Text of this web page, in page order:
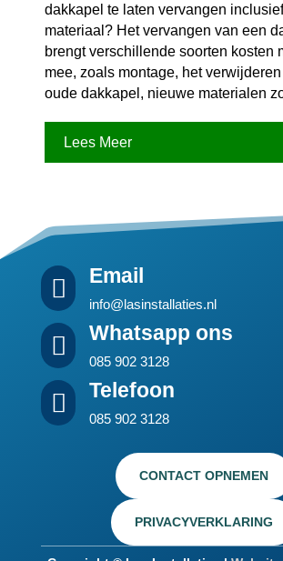
dakkapel te laten vervangen
materiaal? Het vervangen van een
brengt verschillende soorten kosten
mee, zoals montage, het
oude dakkapel, nieuwe materialen
Lees Meer
 Email
info@lasinstallaties.nl
 Whatsapp ons
085 902 3128
 Telefoon
085 902 3128
CONTACT OPNEMEN
PRIVACYVERKLARING